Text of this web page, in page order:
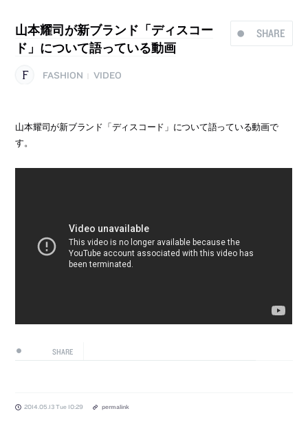
SHARE
山本耀司が新ブランド「ディスコー
ド」について語っている動画
FASHION VIDEO
山本耀司が新ブランド「ディスコード」について語っている動画で
す。
SHARE
2014.05.13 Tue 10:29 permalink